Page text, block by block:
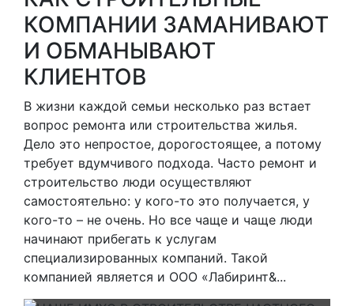
КОМПАНИИ ЗАМАНИВАЮТ
И ОБМАНЫВАЮТ
КЛИЕНТОВ
В жизни каждой семьи несколько раз встает
вопрос ремонта или строительства жилья.
Дело это непростое, дорогостоящее, а потому
требует вдумчивого подхода. Часто ремонт и
строительство люди осуществляют
самостоятельно: у кого-то это получается, у
кого-то – не очень. Но все чаще и чаще люди
начинают прибегать к услугам
специализированных компаний. Такой
компанией является и ООО «Лабиринт&...